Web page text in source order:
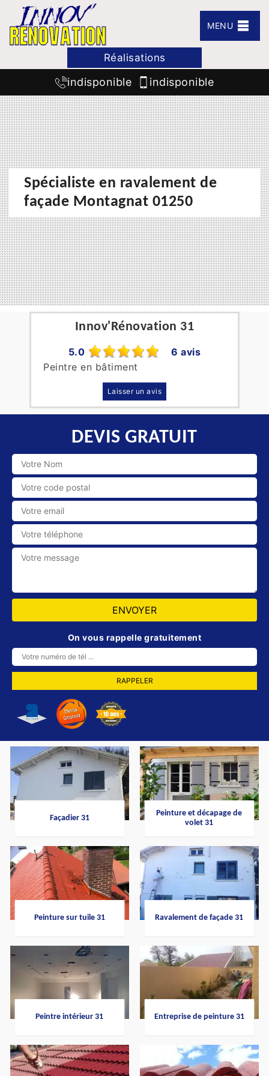
MENU
Réalisations
indisponible indisponible
Spécialiste en ravalement de
façade Montagnat 01250
Innov'Rénovation 31
5.0
6 avis
Peintre en bâtiment
Laisser un avis
DEVIS GRATUIT
On vous rappelle gratuitement
Façadier 31
Peinture et décapage de
volet 31
Peinture sur tuile 31 Ravalement de façade 31
Peintre intérieur 31 Entreprise de peinture 31